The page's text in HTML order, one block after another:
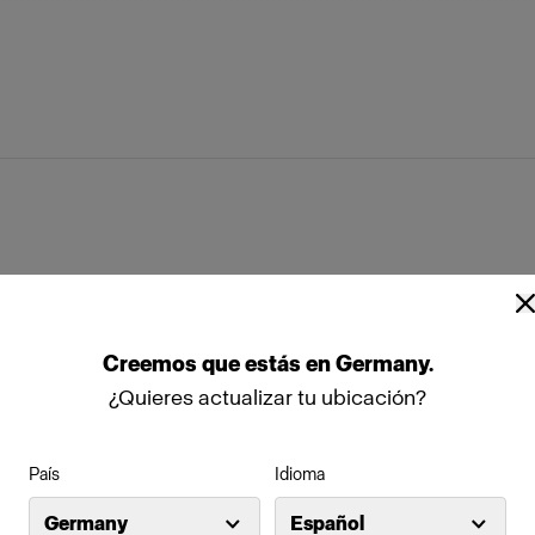
Creemos queestás enGermany.
¿Quieres actualizar tu ubicación?
País
Germany
Idioma
Español
Soft Zoom Reflector Rod kit for Soft Zoom Reflector
técnicas